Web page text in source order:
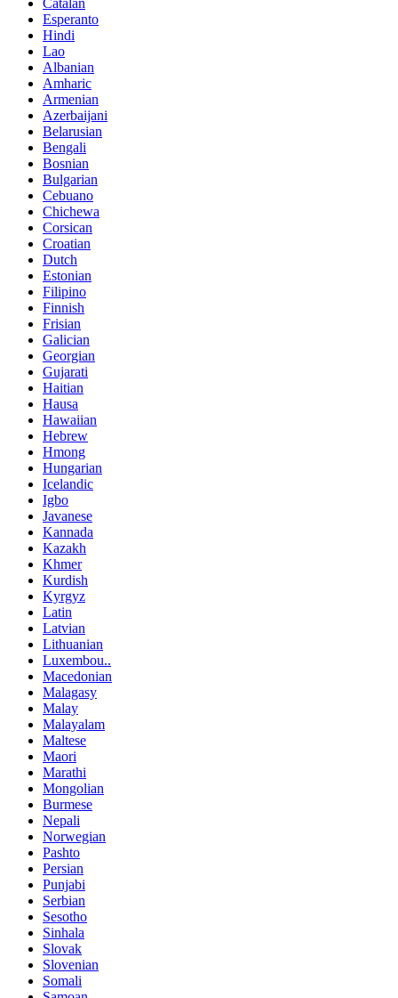
Catalan
Esperanto
Hindi
Lao
Albanian
Amharic
Armenian
Azerbaijani
Belarusian
Bengali
Bosnian
Bulgarian
Cebuano
Chichewa
Corsican
Croatian
Dutch
Estonian
Filipino
Finnish
Frisian
Galician
Georgian
Gujarati
Haitian
Hausa
Hawaiian
Hebrew
Hmong
Hungarian
Icelandic
Igbo
Javanese
Kannada
Kazakh
Khmer
Kurdish
Kyrgyz
Latin
Latvian
Lithuanian
Luxembou..
Macedonian
Malagasy
Malay
Malayalam
Maltese
Maori
Marathi
Mongolian
Burmese
Nepali
Norwegian
Pashto
Persian
Punjabi
Serbian
Sesotho
Sinhala
Slovak
Slovenian
Somali